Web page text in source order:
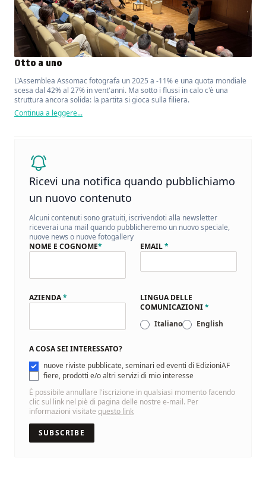
Otto a uno
L'Assemblea Assomac fotografa un 2025 a -11% e una quota mondiale
scesa dal 42% al 27% in vent'anni. Ma sotto i flussi in calo c'è una
struttura ancora solida: la partita si gioca sulla filiera.
Continua a leggere...
Ricevi una notifica quando pubblichiamo
un nuovo contenuto
Alcuni contenuti sono gratuiti, iscrivendoti alla newsletter
riceverai una mail quando pubblicheremo un nuovo speciale,
nuove news o nuove fotogallery
NOME E COGNOME* EMAIL*
AZIENDA*
LINGUA DELLE
COMUNICAZIONI*
Italiano
English
A COSA SEI INTERESSATO?
nuove riviste pubblicate, seminari ed eventi di EdizioniAF
fiere, prodotti e/o altri servizi di mio interesse
È possibile annullare l'iscrizione in qualsiasi momento facendo
clic sul link nel piè di pagina delle nostre e-mail. Per
informazioni visitate questo link